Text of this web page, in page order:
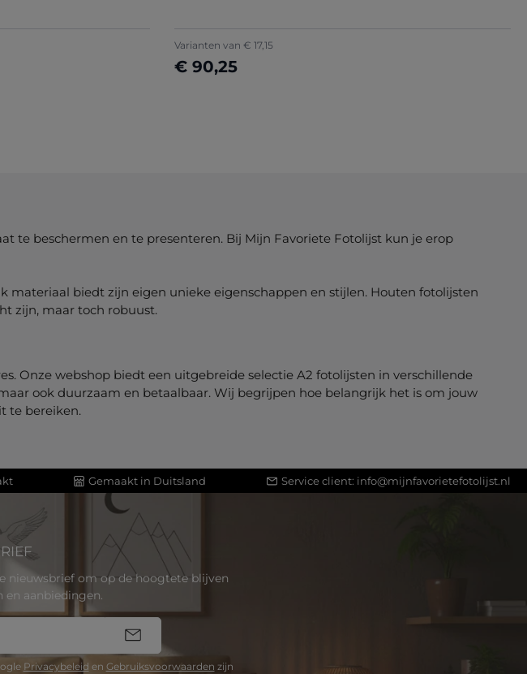
Varianten van € 17,15
€ 90,25
Nu configureren
te beschermen en te presenteren. Bij Mijn Favoriete Fotolijst kun je erop
materiaal biedt zijn eigen unieke eigenschappen en stijlen. Houten fotolijsten
zijn, maar toch robuust.
Onze webshop biedt een uitgebreide selectie A2 fotolijsten in verschillende
ook duurzaam en betaalbaar. Wij begrijpen hoe belangrijk het is om jouw
te bereiken.
Gemaakt in Duitsland Service client: info@mijnfavorietefotolijst.nl
nieuwsbrief om op de hoogtete blijven
en aanbiedingen.
Privacybeleid en Gebruiksvoorwaarden zijn